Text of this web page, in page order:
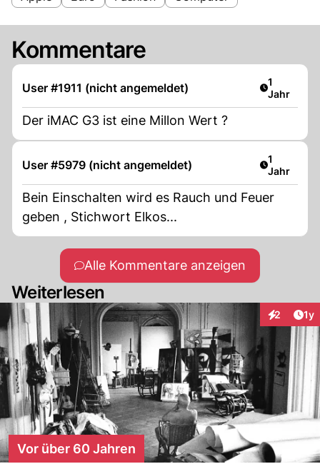
Kommentare
User #1911 (nicht angemeldet) Artikel
1
Jahr
Der iMAC G3 ist eine Millon Wert ?
User #5979 (nicht angemeldet) Artikel
1
Jahr
Bein Einschalten wird es Rauch und Feuer
geben , Stichwort Elkos...
Alle Kommentare anzeigen
Weiterlesen
2 1y
Vor über 60 Jahren